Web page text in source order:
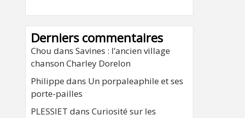
Derniers commentaires
Chou dans Savines : l’ancien village
chanson Charley Dorelon
Philippe dans Un porpaleaphile et ses
porte-pailles
PLESSIET dans Curiosité sur les